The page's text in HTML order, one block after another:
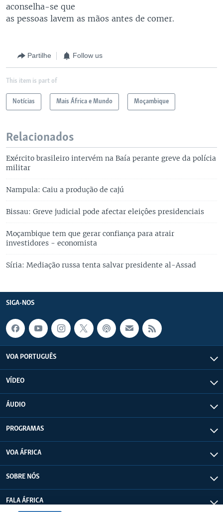
aconselha-se que
as pessoas lavem as mãos antes de comer.
Partilhe Follow us
This item is part of
Notícias Mais África e Mundo Moçambique
Relacionados
Exército brasileiro intervém na Baía perante greve da polícia
militar
Nampula: Caiu a produção de cajú
Bissau: Greve judicial pode afectar eleiçôes presidenciais
Moçambique tem que gerar confiança para atrair
investidores - economista
Síria: Mediação russa tenta salvar presidente al-Assad
SIGA-NOS
VOA PORTUGUÊS
VÍDEO
ÁUDIO
PROGRAMAS
VOA ÁFRICA
SOBRE NÓS
FALA ÁFRICA